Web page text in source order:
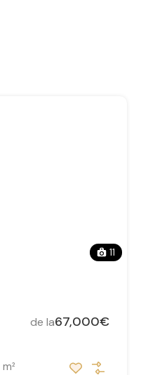
11
de la67,000€
m²